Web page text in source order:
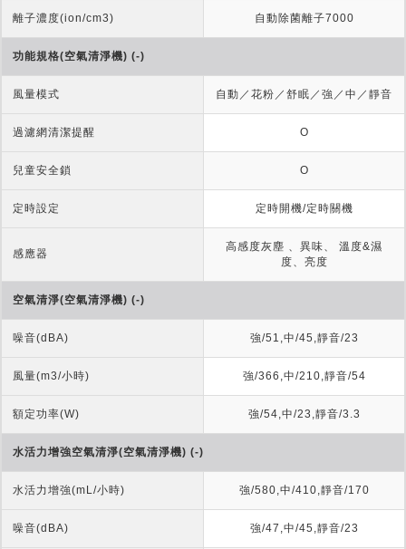
離子濃度(ion/cm3) 自動除菌離子7000
功能規格(空氣清淨機) (-)
風量模式 自動／花粉／舒眠／強／中／靜音
過濾網清潔提醒 O
兒童安全鎖 O
定時設定 定時開機/定時關機
感應器
高感度灰塵 、異味、 溫度&濕
度、亮度
空氣清淨(空氣清淨機) (-)
噪音(dBA) 強/51,中/45,靜音/23
風量(m3/小時) 強/366,中/210,靜音/54
額定功率(W) 強/54,中/23,靜音/3.3
水活力增強空氣清淨(空氣清淨機) (-)
水活力增強(mL/小時) 強/580,中/410,靜音/170
噪音(dBA) 強/47,中/45,靜音/23